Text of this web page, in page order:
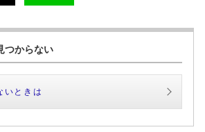
つからない
いときは